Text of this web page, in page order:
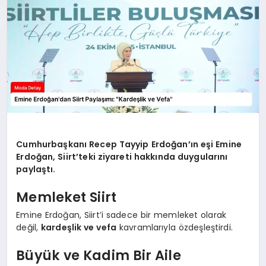
YAŞAM
Cumhurbaşkanı Recep Tayyip Erdoğan’ın eşi Emine
Erdoğan, Siirt’teki ziyareti hakkında duygularını
paylaştı.
Memleket Siirt
Emine Erdoğan, Siirt’i sadece bir memleket olarak
değil, kardeşlik ve vefa kavramlarıyla özdeşleştirdi.
Büyük ve Kadim Bir Aile